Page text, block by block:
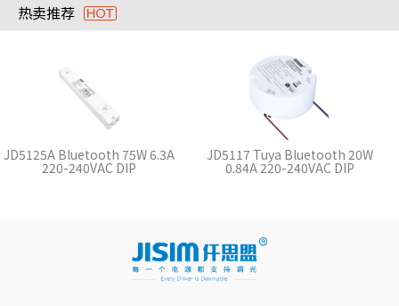
热卖推荐
JD5125A Bluetooth 75W 6.3A
220-240VAC DIP
JD5117 Tuya Bluetooth 20W
0.84A 220-240VAC DIP